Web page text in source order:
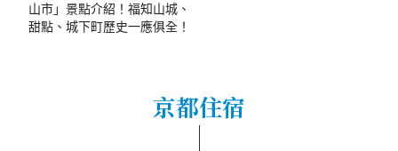
山市」景點介紹！福知山城、
甜點、城下町歷史一應俱全！
京都住宿